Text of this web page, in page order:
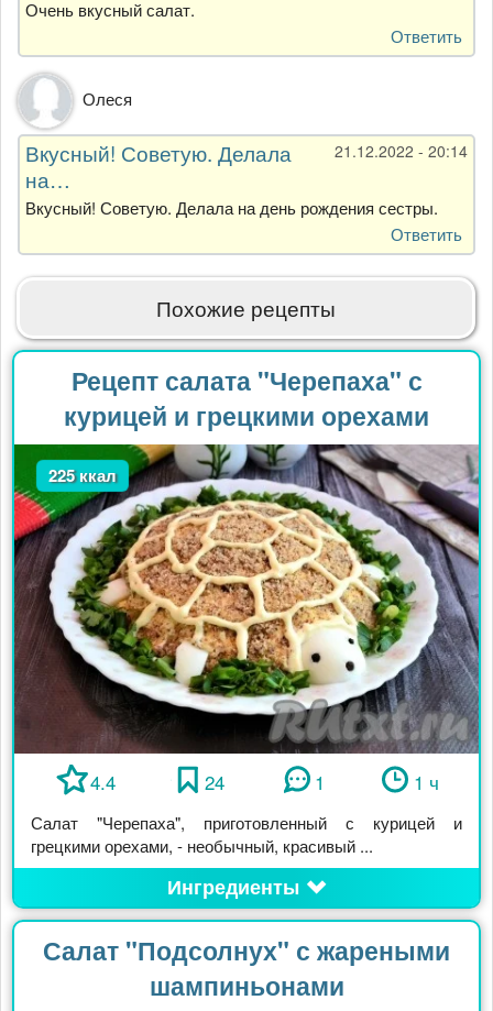
Очень вкусный салат.
Ответить
Олеся
21.12.2022 - 20:14
Вкусный! Советую. Делала
на…
Вкусный! Советую. Делала на день рождения сестры.
Ответить
Похожие рецепты
Рецепт салата "Черепаха" с
курицей и грецкими орехами
225 ккал
4.4 24 1 1 ч
Салат "Черепаха", приготовленный с курицей и
грецкими орехами, - необычный, красивый ...
Ингредиенты
Салат "Подсолнух" с жареными
шампиньонами